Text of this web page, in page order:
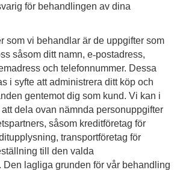
för behandlingen av dina
som vi behandlar är de uppgifter som
såsom ditt namn, e‐postadress,
och telefonnummer. Dessa
i syfte att administrera ditt köp och
gentemot dig som kund. Vi kan i
dela ovan nämnda personuppgifter
såsom kreditföretag för
transportföretag för
till den valda
Den lagliga grunden för vår behandling